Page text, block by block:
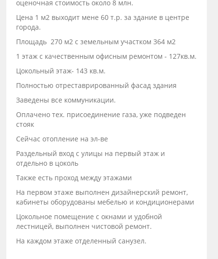
оценочная стоимость около 8 млн.
Цена 1 м2 выходит мене 60 т.р. за здание в центре
города.
Площадь 270 м2 с земельным участком 364 м2
1 этаж с качественным офисным ремонтом - 127кв.м.
Цокольный этаж- 143 кв.м.
Полностью отреставрированный фасад здания
Заведены все коммуникации.
Оплачено тех. присоединение газа, уже подведен
стояк
Сейчас отопление на эл-ве
Раздельный вход с улицы на первый этаж и
отдельно в цоколь
Также есть проход между этажами
На первом этаже выполнен дизайнерский ремонт,
кабинеты оборудованы мебелью и кондиционерами
Цокольное помещение с окнами и удобной
лестницей, выполнен чистовой ремонт.
На каждом этаже отделенный санузел.